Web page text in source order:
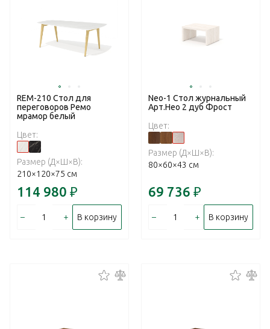
REM-210 Стол для
переговоров Ремо
мрамор белый
Цвет:
Размер (Д×Ш×В):
210×120×75 см
114 980 ₽
– + В корзину
Neo-1 Стол журнальный
Арт.Нео 2 дуб Фрост
Цвет:
Размер (Д×Ш×В):
80×60×43 см
69 736 ₽
– + В корзину